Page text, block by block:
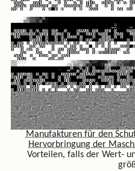
Manufakturen für den
Hervorbringung der
Vorteilen, falls der Wert-